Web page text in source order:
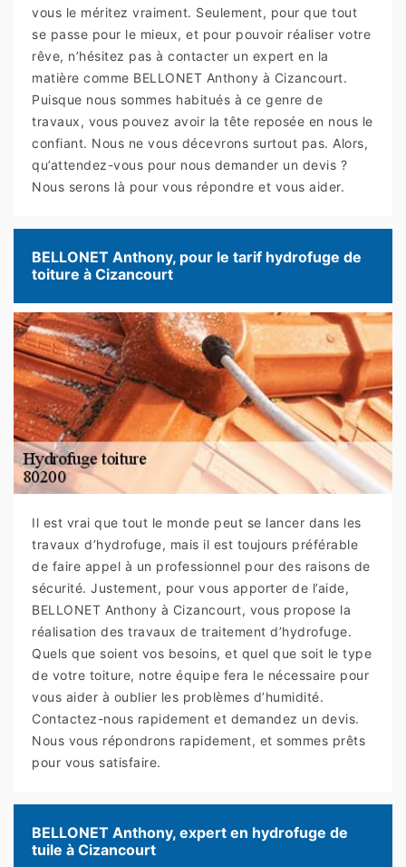
vous le méritez vraiment. Seulement, pour que tout
se passe pour le mieux, et pour pouvoir réaliser votre
rêve, n’hésitez pas à contacter un expert en la
matière comme BELLONET Anthony à Cizancourt.
Puisque nous sommes habitués à ce genre de
travaux, vous pouvez avoir la tête reposée en nous le
confiant. Nous ne vous décevrons surtout pas. Alors,
qu’attendez-vous pour nous demander un devis ?
Nous serons là pour vous répondre et vous aider.
BELLONET Anthony, pour le tarif hydrofuge de
toiture à Cizancourt
Il est vrai que tout le monde peut se lancer dans les
travaux d’hydrofuge, mais il est toujours préférable
de faire appel à un professionnel pour des raisons de
sécurité. Justement, pour vous apporter de l’aide,
BELLONET Anthony à Cizancourt, vous propose la
réalisation des travaux de traitement d’hydrofuge.
Quels que soient vos besoins, et quel que soit le type
de votre toiture, notre équipe fera le nécessaire pour
vous aider à oublier les problèmes d’humidité.
Contactez-nous rapidement et demandez un devis.
Nous vous répondrons rapidement, et sommes prêts
pour vous satisfaire.
BELLONET Anthony, expert en hydrofuge de
tuile à Cizancourt